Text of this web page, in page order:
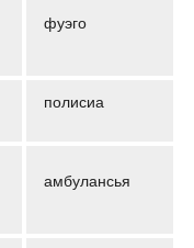
фуэго
полисиа
амбулансья